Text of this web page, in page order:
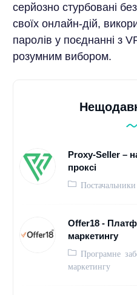
серйозно стурбовані
своїх онлайн-дій,
паролів у поєднанні з
розумним вибором.
Proxy-Seller –
проксі
Постачальники
Offer18 -
маркетингу
Програмне
маркетингу